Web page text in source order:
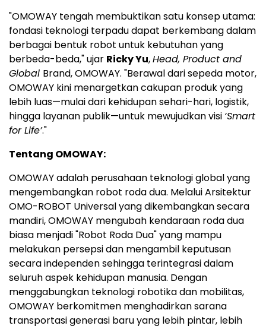
"OMOWAY tengah membuktikan satu konsep utama:
fondasi teknologi terpadu dapat berkembang dalam
berbagai bentuk robot untuk kebutuhan yang
berbeda-beda," ujar Ricky Yu,Head, Product and
Global Brand, OMOWAY. "Berawal dari sepeda motor,
OMOWAY kini menargetkan cakupan produk yang
lebih luas—mulai dari kehidupan sehari-hari, logistik,
hingga layanan publik—untuk mewujudkan visi ‘Smart
for Life’."
Tentang OMOWAY:
OMOWAY adalah perusahaan teknologi global yang
mengembangkan robot roda dua. Melalui Arsitektur
OMO-ROBOT Universal yang dikembangkan secara
mandiri, OMOWAY mengubah kendaraan roda dua
biasa menjadi "Robot Roda Dua" yang mampu
melakukan persepsi dan mengambil keputusan
secara independen sehingga terintegrasi dalam
seluruh aspek kehidupan manusia. Dengan
menggabungkan teknologi robotika dan mobilitas,
OMOWAY berkomitmen menghadirkan sarana
transportasi generasi baru yang lebih pintar, lebih